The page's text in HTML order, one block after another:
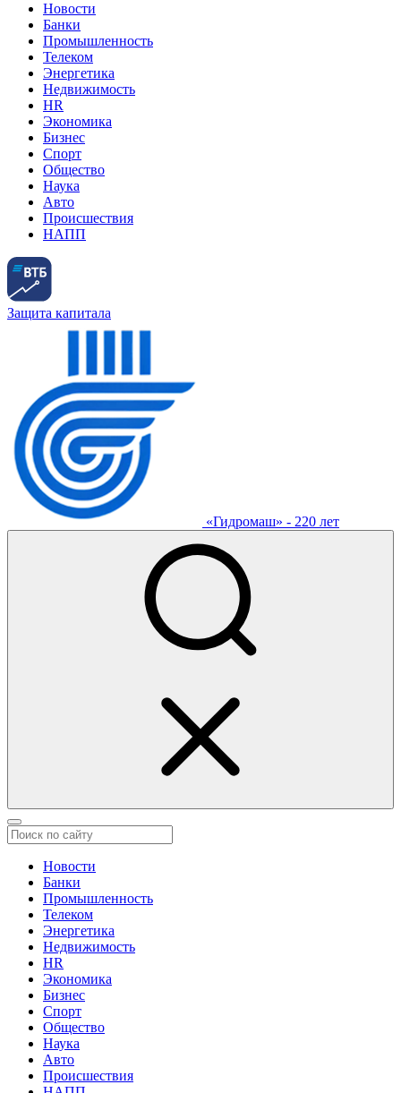
Новости
Банки
Промышленность
Телеком
Энергетика
Недвижимость
HR
Экономика
Бизнес
Спорт
Общество
Наука
Авто
Происшествия
НАПП
Защита капитала
«Гидромаш» - 220 лет
Новости
Банки
Промышленность
Телеком
Энергетика
Недвижимость
HR
Экономика
Бизнес
Спорт
Общество
Наука
Авто
Происшествия